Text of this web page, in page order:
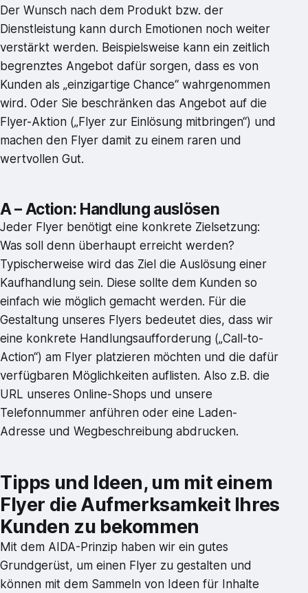
Der Wunsch nach dem Produkt bzw. der
Dienstleistung kann durch Emotionen noch weiter
verstärkt werden. Beispielsweise kann ein zeitlich
begrenztes Angebot dafür sorgen, dass es von
Kunden als „einzigartige Chance“ wahrgenommen
wird. Oder Sie beschränken das Angebot auf die
Flyer-Aktion („Flyer zur Einlösung mitbringen“) und
machen den Flyer damit zu einem raren und
wertvollen Gut.
A – Action: Handlung auslösen
Jeder Flyer benötigt eine konkrete Zielsetzung:
Was soll denn überhaupt erreicht werden?
Typischerweise wird das Ziel die Auslösung einer
Kaufhandlung sein. Diese sollte dem Kunden so
einfach wie möglich gemacht werden. Für die
Gestaltung unseres Flyers bedeutet dies, dass wir
eine konkrete Handlungsaufforderung („Call-to-
Action“) am Flyer platzieren möchten und die dafür
verfügbaren Möglichkeiten auflisten. Also z.B. die
URL unseres Online-Shops und unsere
Telefonnummer anführen oder eine Laden-
Adresse und Wegbeschreibung abdrucken.
Tipps und Ideen, um mit einem
Flyer die Aufmerksamkeit Ihres
Kunden zu bekommen
Mit dem AIDA-Prinzip haben wir ein gutes
Grundgerüst, um einen Flyer zu gestalten und
können mit dem Sammeln von Ideen für Inhalte